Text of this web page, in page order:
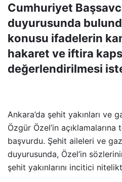
Cumhuriyet
duyurusunda
konusu ifadelerin
hakaret ve iftira
değerlendirilmesi
Ankara’da şehit yakınları ve
Özgür Özel’in
başvurdu. Şehit aileleri ve
duyurusunda, Özel’in
şehit yakınlarını incitici